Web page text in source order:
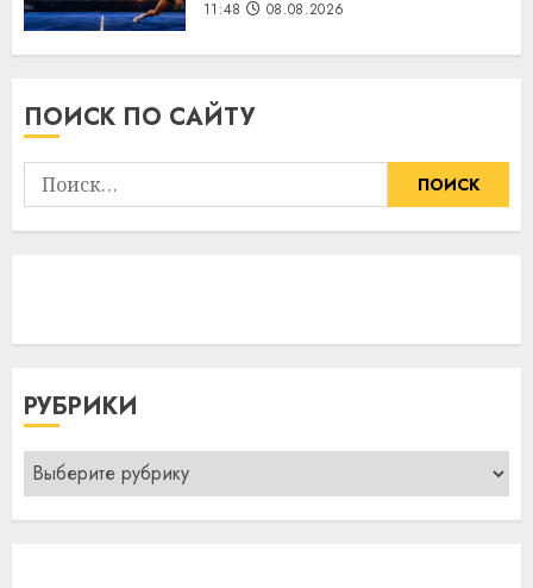
11:48 08.08.2026
ПОИСК ПО САЙТУ
Найти:
РУБРИКИ
Рубрики